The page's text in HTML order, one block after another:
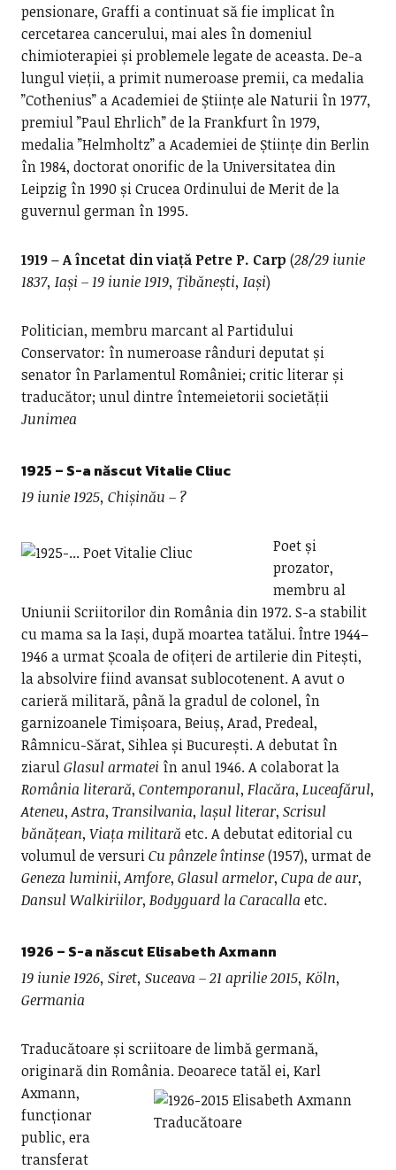
pensionare, Graffi a continuat să fie implicat în
cercetarea cancerului, mai ales în domeniul
chimioterapiei și problemele legate de aceasta. De-a
lungul vieții, a primit numeroase premii, ca medalia
”Cothenius” a Academiei de Științe ale Naturii în 1977,
premiul ”Paul Ehrlich” de la Frankfurt în 1979,
medalia ”Helmholtz” a Academiei de Științe din Berlin
în 1984, doctorat onorific de la Universitatea din
Leipzig în 1990 și Crucea Ordinului de Merit de la
guvernul german în 1995.
1919 – A încetat din viață Petre P. Carp (28/29 iunie
1837, Iași – 19 iunie 1919, Țibănești, Iași)
Politician, membru marcant al Partidului
Conservator: în numeroase rânduri deputat și
senator în Parlamentul României; critic literar și
traducător; unul dintre întemeietorii societății
Junimea
1925 – S-a născutVitalie Cliuc
19 iunie 1925, Chișinău – ?
Poet și
prozator,
membru al
Uniunii Scriitorilor din România din 1972. S-a stabilit
cu mama sa la Iași, după moartea tatălui. Între 1944–
1946 a urmat Școala de ofițeri de artilerie din Pitești,
la absolvire fiind avansat sublocotenent. A avut o
carieră militară, până la gradul de colonel, în
garnizoanele Timișoara, Beiuș, Arad, Predeal,
Râmnicu-Sărat, Sihlea și București. A debutat în
ziarulGlasul armatei în anul 1946. A colaborat la
România literară, Contemporanul, Flacăra, Luceafărul,
Ateneu,Astra, Transilvania, lașul literar, Scrisul
bănățean, Viața militară etc. A debutat editorial cu
volumul de versuriCu pânzele întinse(1957), urmat de
Geneza luminii,Amfore, Glasul armelor, Cupa de aur,
Dansul Walkiriilor, Bodyguard la Caracalla etc.
1926 – S-a născut Elisabeth Axmann
19 iunie 1926, Siret, Suceava – 21 aprilie 2015, Köln,
Germania
Traducătoare și scriitoare de limbă germană,
originară din România.Deoarece tatăl ei, Karl
Axmann,
funcționar
public, era
transferat